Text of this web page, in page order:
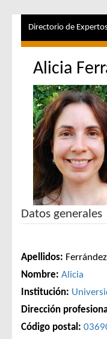
Directorio de
Alicia
Datos generales
Apellidos:
Nombre: Alicia
Institución:
Dirección
Código postal: